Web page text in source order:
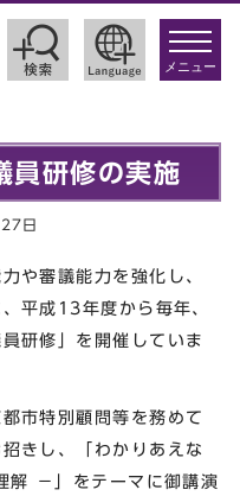
toggle
メニュー
員研修の実施
日
や審議能力を強化し、
平成13年度から毎年、
研修」を開催していま
市特別顧問等を務めて
きし、「わかりあえな
－」をテーマに御講演